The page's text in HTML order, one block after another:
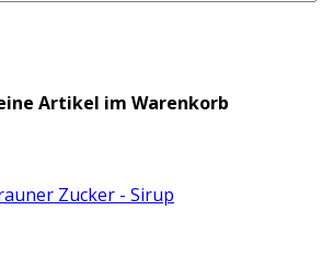
Artikel im Warenkorb
Zucker - Sirup